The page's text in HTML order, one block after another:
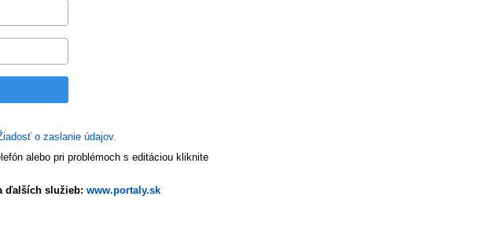
o zaslanie údajov.
alebo pri problémoch s editáciou kliknite
ďalších služieb: www.portaly.sk